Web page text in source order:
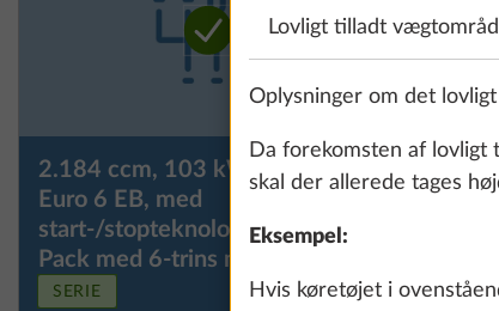
2.184 ccm, 103 kW/140 hk,
Euro 6 EB, med
start-/stopteknologi og ECO-
Pack med 6-trins manuelt gear
SERIE
Euro
Lovligt tilladt
Oplysninger om det
Da forekomsten af
skal der allerede tages
Eksempel:
Hvis køretøjet i